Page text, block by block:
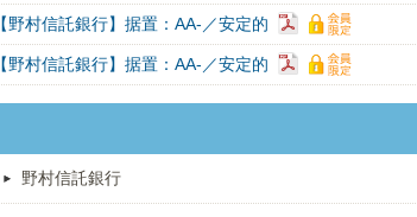
【野村信託銀行】据置：AA-／安定的
【野村信託銀行】据置：AA-／安定的
野村信託銀行